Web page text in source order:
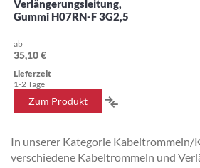
Verlängerungsleitung,
Gummi H07RN-F 3G2,5
ab
35,10 €
Lieferzeit
1-2 Tage
Zum Produkt
HINZUFÜGEN
In unserer Kategorie Kabeltrommeln/
verschiedene Kabeltrommeln und